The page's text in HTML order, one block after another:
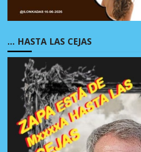
… HASTA LAS CEJAS